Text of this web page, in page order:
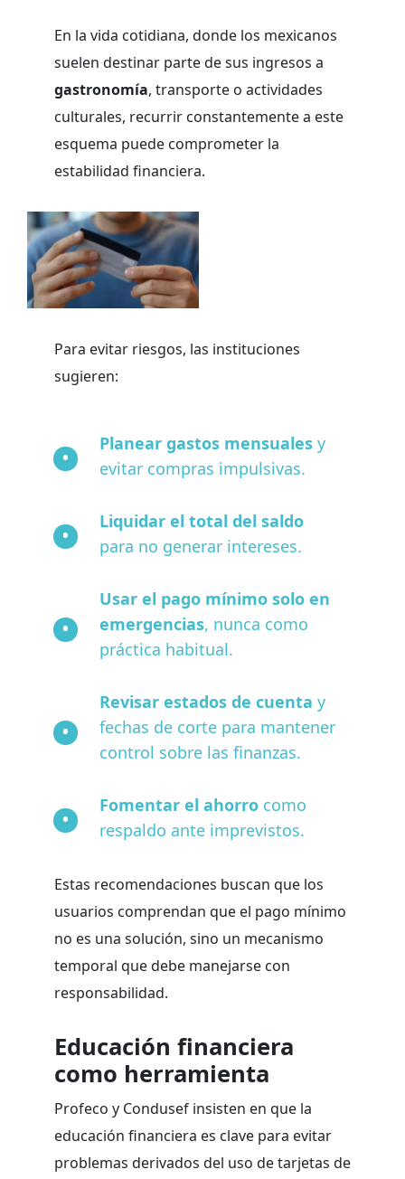
En la vida cotidiana, donde los mexicanos
suelen destinar parte de sus ingresos a
gastronomía, transporte o actividades
culturales, recurrir constantemente a este
esquema puede comprometer la
estabilidad financiera.
Para evitar riesgos, las instituciones
sugieren:
Planear gastos mensuales y
evitar compras impulsivas.
Liquidar el total del saldo
para no generar intereses.
Usar el pago mínimo solo en
emergencias, nunca como
práctica habitual.
Revisar estados de cuenta y
fechas de corte para mantener
control sobre las finanzas.
Fomentar el ahorro como
respaldo ante imprevistos.
Estas recomendaciones buscan que los
usuarios comprendan que el pago mínimo
no es una solución, sino un mecanismo
temporal que debe manejarse con
responsabilidad.
Educación financiera
como herramienta
Profeco y Condusef insisten en que la
educación financiera es clave para evitar
problemas derivados del uso de tarjetas de